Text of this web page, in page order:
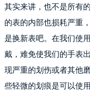
其实来讲，也不是所有
的表的内部也损耗严重
是换新表吧。在我们使
戴，难免使我们的手表
现严重的划伤或者其他
些轻微的划痕是可以使